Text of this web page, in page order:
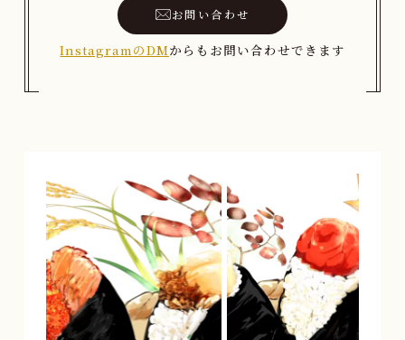
お問い合わせ
InstagramのDMからもお問い合わせできます